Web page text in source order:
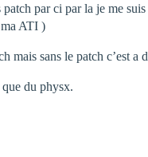
par ci par la je me
ATI )
mais sans le patch c’est a
du physx.